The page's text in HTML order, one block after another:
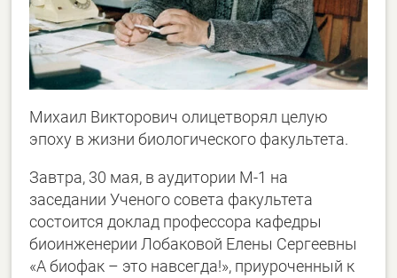
Михаил Викторович олицетворял целую
эпоху в жизни биологического факультета.
Завтра, 30 мая, в аудитории М-1 на
заседании Ученого совета факультета
состоится доклад профессора кафедры
биоинженерии Лобаковой Елены Сергеевны
«А биофак – это навсегда!», приуроченный к